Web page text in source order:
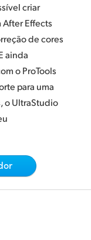
criar
Effects
de cores
ainda
o ProTools
para uma
o UltraStudio